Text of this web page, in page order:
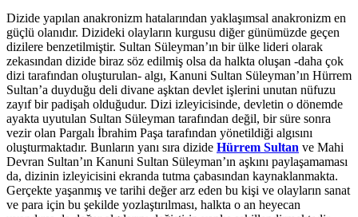
Dizide yapılan anakronizm hatalarından yaklaşımsal anakronizm en
güçlü olanıdır. Dizideki olayların kurgusu diğer günümüzde geçen
dizilere benzetilmiştir. Sultan Süleyman’ın bir ülke lideri olarak
zekasından dizide biraz söz edilmiş olsa da halkta oluşan -daha çok
dizi tarafından oluşturulan- algı, Kanuni Sultan Süleyman’ın Hürrem
Sultan’a duyduğu deli divane aşktan devlet işlerini unutan nüfuzu
zayıf bir padişah olduğudur. Dizi izleyicisinde, devletin o dönemde
ayakta uyutulan Sultan Süleyman tarafından değil, bir süre sonra
vezir olan Pargalı İbrahim Paşa tarafından yönetildiği algısını
oluşturmaktadır. Bunların yanı sıra dizide Hürrem Sultan ve Mahi
Devran Sultan’ın Kanuni Sultan Süleyman’ın aşkını paylaşamaması
da, dizinin izleyicisini ekranda tutma çabasından kaynaklanmakta.
Gerçekte yaşanmış ve tarihi değer arz eden bu kişi ve olayların sanat
ve para için bu şekilde yozlaştırılması, halkta o an heyecan